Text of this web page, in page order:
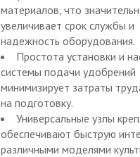
материалов, что
увеличивает срок службы и
надежность оборудования.
Простота установки и
системы подачи удобрений
минимизирует затраты
на подготовку.
Универсальные узлы
обеспечивают быструю
различными моделями